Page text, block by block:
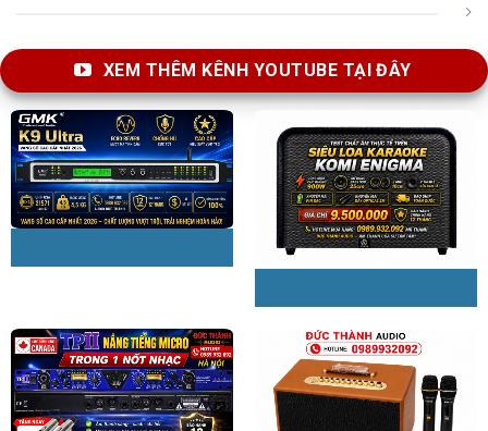
XEM THÊM KÊNH YOUTUBE TẠI ĐÂY